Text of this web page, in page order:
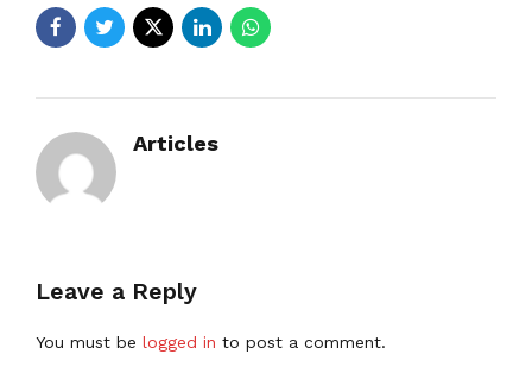
Articles
Leave a Reply
You must be logged in to post a comment.